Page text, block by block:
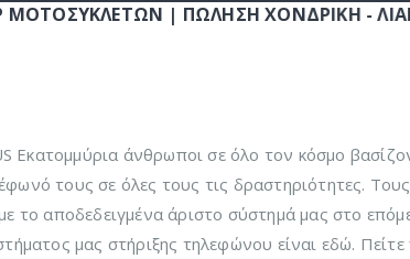
| ΠΩΛΗΣΗ ΧΟΝΔΡΙΚΗ - ΛΙΑΝΙΚΗ | ΤΗΛ. 210
άνθρωποι σε όλο τον κόσμο
τους σε όλες τους τις δραστηριότητες. Τους
το αποδεδειγμένα άριστο σύστημά μας στο
μας στήριξης τηλεφώνου είναι εδώ. Πείτε